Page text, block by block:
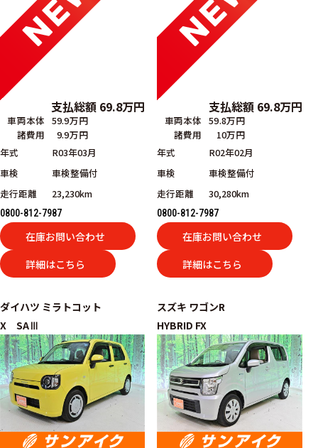
支払総額 69.8万円
車両本体 59.9万円
諸費用
9.9万円
年式
R03年03月
車検
車検整備付
走行距離
23,230km
0800-812-7987
在庫お問い合わせ
詳細はこちら
支払総額 69.8万円
車両本体 59.8万円
諸費用
10万円
年式
R02年02月
車検
車検整備付
走行距離
30,280km
0800-812-7987
在庫お問い合わせ
詳細はこちら
ダイハツ ミラトコット
X SAⅢ
スズキ ワゴンR
HYBRID FX